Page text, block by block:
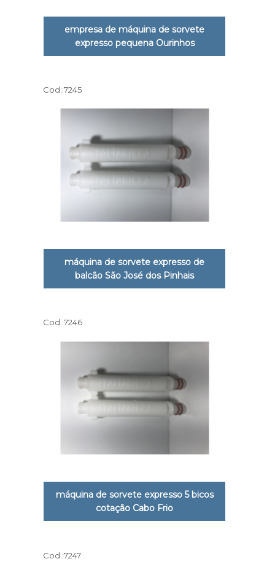
empresa de máquina de sorvete
expresso pequena Ourinhos
Cod.:7245
máquina de sorvete expresso de
balcão São José dos Pinhais
Cod.:7246
máquina de sorvete expresso 5 bicos
cotação Cabo Frio
Cod.:7247